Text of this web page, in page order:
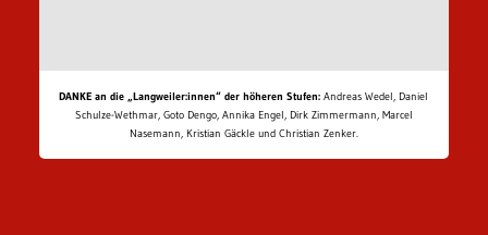
DANKE an die „Langweiler:innen“ der höheren Stufen: Andreas Wedel, Daniel
Schulze-Wethmar, Goto Dengo, Annika Engel, Dirk Zimmermann, Marcel
Nasemann, Kristian Gäckle und Christian Zenker.